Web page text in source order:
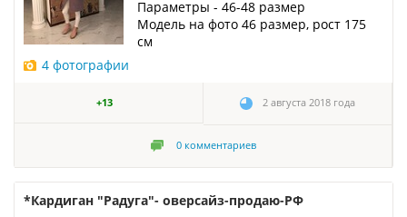
Параметры - 46-48 размер
Модель на фото 46 размер, рост 175
см
4 фотографии
+13 2 августа 2018 года
0 комментариев
*Кардиган "Радуга"- оверсайз-продаю-РФ